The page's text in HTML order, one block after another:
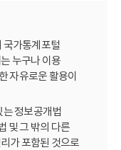
국가통계포털
누구나 이용
자유로운 활용이
는 정보공개법
및 그 밖의 다른
가 포함된 것으로